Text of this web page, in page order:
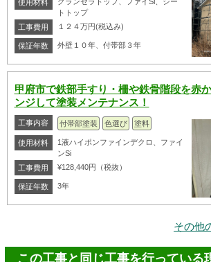
使用材料
トトップ
工事費用
１２４万円(税込み)
保証年数 外壁１０年、付帯部３年
甲府市で鉄部手すり・柵や鉄骨階段を赤
ンジして塗装メンテナンス！
工事内容 付帯部塗装 色選び 塗料
使用材料
1液ハイポンファインデクロ、ファイ
ンSi
工事費用
¥128,440円（税抜）
保証年数 3年
その他
この工事と同じ工事を行っている